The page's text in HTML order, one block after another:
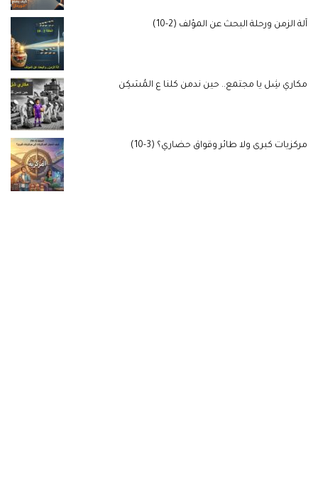
آلة الزمن ورحلة البحث عن المؤلف (2-10)
مكاري شِل يا مجتمع.. حين ندمن كلنا ع المُسَكِن
مركزيات كبرى ولا طائر وقواق حضاري؟ (3-10)